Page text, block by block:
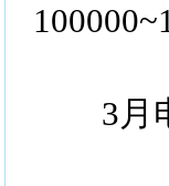
3月电